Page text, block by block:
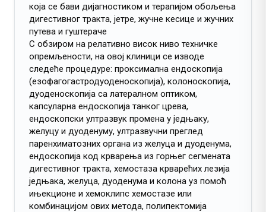
кoja сe бaви диjaгнoстикoм и терапијом обољења
дигестивног тракта, јетре, жучне кесице и жучних
путева и гуштераче
С обзиром на релативно висок ниво техничке
опремљености, на овој клиници се изводе
следеће процедуре: проксимална ендоскопија
(езофагогастродуоденоскопија), колоноскопија,
дуоденоскопија са латералном оптиком,
капсуларна ендоскопија танког црева,
ендоскопски ултразвук промена у једњаку,
желуцу и дуоденуму, ултразвучни преглед
паренхиматозних органа из желуца и дуоденума,
ендоскопија код крварења из горњег сегмената
дигестивног тракта, хемостаза крварећих лезија
једњака, желуца, дуоденума и колона уз помоћ
ињекционе и хемоклипс хемостазе или
комбинацијом ових метода, полипектомија